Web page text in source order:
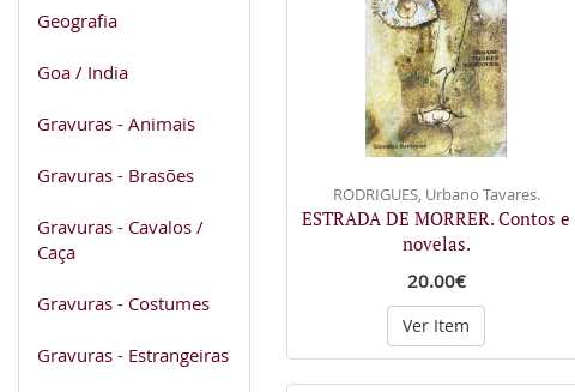
Geografia
Goa / India
Gravuras - Animais
Gravuras - Brasões
Gravuras - Cavalos /
Caça
Gravuras - Costumes
Gravuras - Estrangeiras
RODRIGUES, Urbano Tavares.
ESTRADA DE MORRER. Contos e
novelas.
20.00€
Ver Item